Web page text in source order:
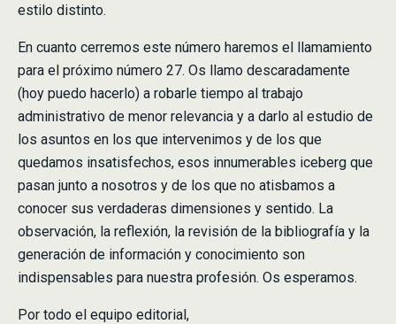
estilo distinto.
En cuanto cerremos este número haremos el llamamiento
para el próximo número 27. Os llamo descaradamente
(hoy puedo hacerlo) a robarle tiempo al trabajo
administrativo de menor relevancia y a darlo al estudio de
los asuntos en los que intervenimos y de los que
quedamos insatisfechos, esos innumerables iceberg que
pasan junto a nosotros y de los que no atisbamos a
conocer sus verdaderas dimensiones y sentido. La
observación, la reflexión, la revisión de la bibliografía y la
generación de información y conocimiento son
indispensables para nuestra profesión. Os esperamos.
Por todo el equipo editorial,